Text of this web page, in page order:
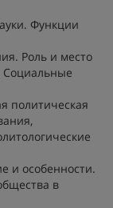
Функции
Роль и место
Социальные
политическая
и особенности.
в